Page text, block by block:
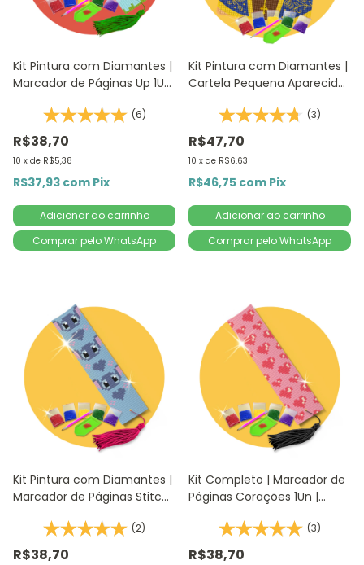
Kit Pintura com Diamantes |
Marcador de Páginas Up 1Un
Redondo | Diamond Painting
(6)
R$38,70
10 x de R$5,38
R$37,93 com Pix
Comprar pelo WhatsApp
Kit Pintura com Diamantes |
Cartela Pequena Aparecida
Redondo | Diamond Painting
5D D
(3)
R$47,70
10 x de R$6,63
R$46,75 com Pix
Comprar pelo WhatsApp
Kit Pintura com Diamantes |
Marcador de Páginas Stitch
Redondo | Diamond Painting
DIY
(2)
R$38,70
Kit Completo | Marcador de
Páginas Corações 1Un |
Redondo | Diamond Painting
5D DIY
(3)
R$38,70